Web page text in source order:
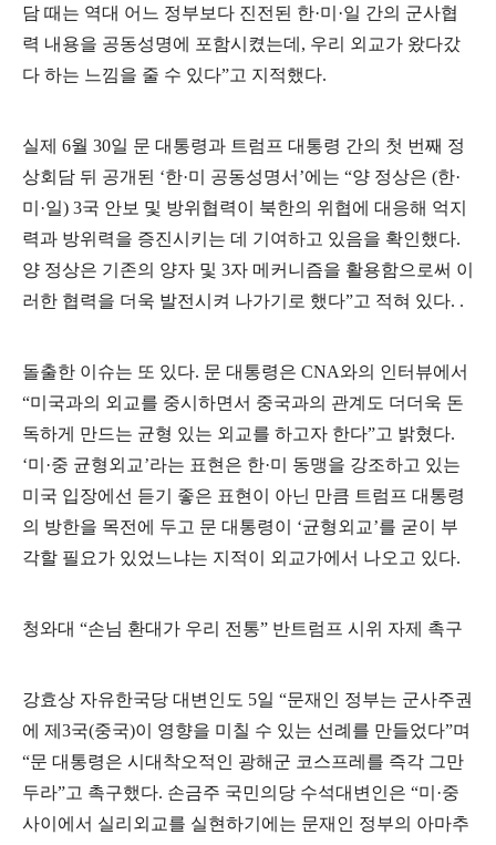
담 때는 역대 어느 정부보다 진전된 한·미 ·일 간의 군사협
력 내용을 공동성명에 포함시켰는데 , 우리 외교가 왔다갔
다 하는 느낌을 줄 수 있다”고 지적했다.
실제 6월 30일 문 대통령과 트럼프 대통령 간의 첫 번째 정
상회담 뒤 공개된 ‘한·미 공동성명서 ’에는 “양 정상은 (한·
미 ·일) 3국 안보 및 방위협력이 북한의 위협에 대응해 억지
력과 방위력을 증진시키는 데 기여하고 있음을 확인했다.
양 정상은 기존의 양자 및 3자 메커니즘을 활용함으로써 이
러한 협력을 더욱 발전시켜 나가기로 했다”고 적혀 있다. .
돌출한 이슈는 또 있다. 문 대통령은 CNA와의 인터뷰에서
“미국과의 외교를 중시하면서 중국과의 관계도 더더욱 돈
독하게 만드는 균형 있는 외교를 하고자 한다”고 밝혔다.
‘미 ·중 균형외교’라는 표현은 한·미 동맹을 강조하고 있는
미국 입장에선 듣기 좋은 표현이 아닌 만큼 트럼프 대통령
의 방한을 목전에 두고 문 대통령이 ‘균형외교’를 굳이 부
각할 필요가 있었느냐는 지적이 외교가에서 나오고 있다.
청와대 “손님 환대가 우리 전통” 반트럼프 시위 자제 촉구
강효상 자유한국당 대변인도 5일 “문재인 정부는 군사주권
에 제 3국(중국)이 영향을 미칠 수 있는 선례를 만들었다”며
“문 대통령은 시대착오적인 광해군 코스프레를 즉각 그만
두라”고 촉구했다. 손금주 국민의당 수석대변인은 “미 ·중
사이에서 실리외교를 실현하기에는 문재인 정부의 아마추